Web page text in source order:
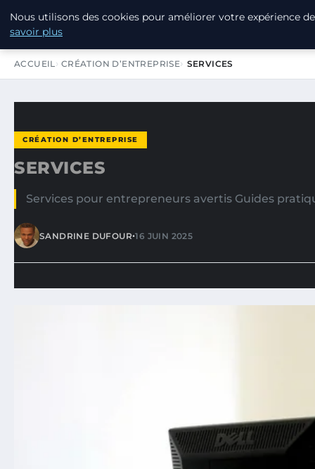
LPO CONSULTING
ACCUEIL CRÉATION D’ENTREPRISE SERVICES
CRÉATION D’ENTREPRISE
SERVICES
Services pour entrepreneurs avertis Guides
SANDRINE DUFOUR•16 JUIN 2025
Nous utilisons des cookies pour améliorer votre expérience
savoir plus